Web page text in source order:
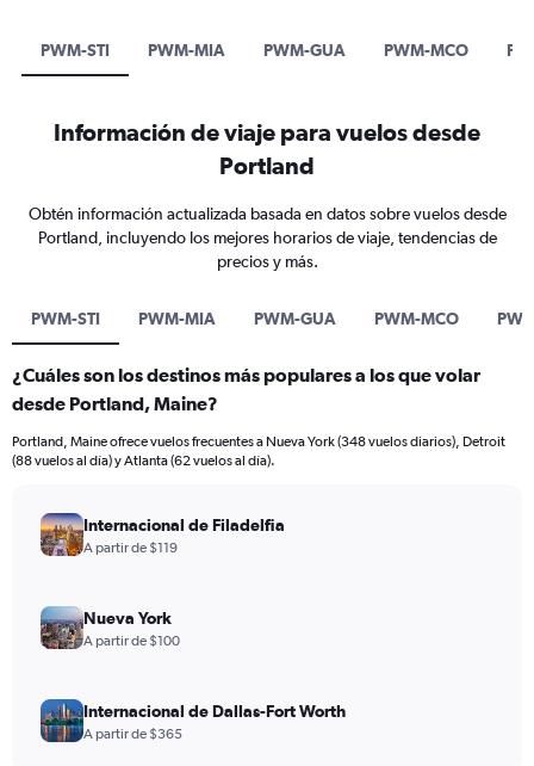
PWM-STI PWM-MIA PWM-GUA PWM-MCO
Información de viaje para vuelos desde
Portland
Obtén información actualizada basada en datos sobre vuelos desde
Portland, incluyendo los mejores horarios de viaje, tendencias de
precios y más.
PWM-STI PWM-MIA PWM-GUA PWM-MCO
¿Cuáles son los destinos más populares a los que volar
desde Portland, Maine?
Portland, Maine ofrece vuelos frecuentes a Nueva York (348 vuelos diarios), Detroit
(88 vuelos al día) y Atlanta (62 vuelos al día).
Internacional de Filadelfia
A partir de $119
Nueva York
A partir de $100
Internacional de Dallas-Fort Worth
A partir de $365